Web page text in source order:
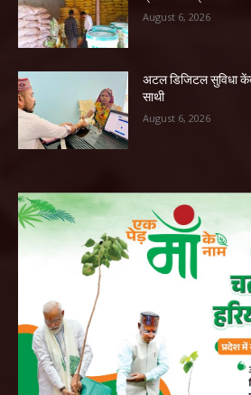
August 6, 2026
अटल डिजिटल सुविधा
साथी
August 6, 2026